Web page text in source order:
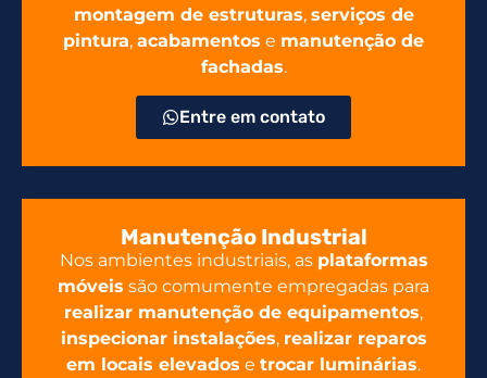
montagem de estruturas, serviços de
pintura, acabamentos e manutenção de
fachadas.
Entre em contato
Manutenção Industrial
Nos ambientes industriais, as plataformas
móveis são comumente empregadas para
realizar manutenção de equipamentos,
inspecionar instalações, realizar reparos
em locais elevados e trocar luminárias.